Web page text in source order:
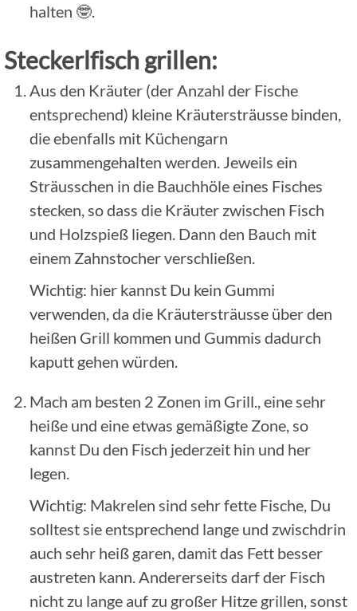
halten 🤓.
Steckerlfisch grillen:
Aus den Kräuter (der Anzahl der Fische
entsprechend) kleine Kräutersträusse binden,
die ebenfalls mit Küchengarn
zusammengehalten werden. Jeweils ein
Sträusschen in die Bauchhöle eines Fisches
stecken, so dass die Kräuter zwischen Fisch
und Holzspieß liegen. Dann den Bauch mit
einem Zahnstocher verschließen.
Wichtig: hier kannst Du kein Gummi
verwenden, da die Kräutersträusse über den
heißen Grill kommen und Gummis dadurch
kaputt gehen würden.
Mach am besten 2 Zonen im Grill., eine sehr
heiße und eine etwas gemäßigte Zone, so
kannst Du den Fisch jederzeit hin und her
legen.
Wichtig: Makrelen sind sehr fette Fische, Du
solltest sie entsprechend lange und zwischdrin
auch sehr heiß garen, damit das Fett besser
austreten kann. Andererseits darf der Fisch
nicht zu lange auf zu großer Hitze grillen, sonst